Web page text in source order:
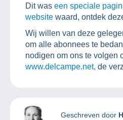
Dit was een speciale
website waard, ontdek
Wij willen van deze
om alle abonnees te
nodigen om ons te volgen
www.delcampe.net, de
Geschreven door